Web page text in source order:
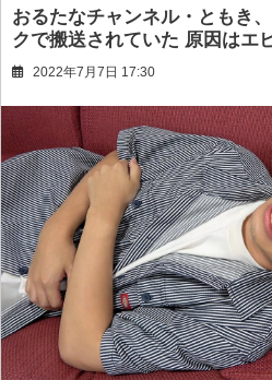
おるたなチャンネル・ともき
クで搬送されていた 原因はエ
2022年7月7日 17:30